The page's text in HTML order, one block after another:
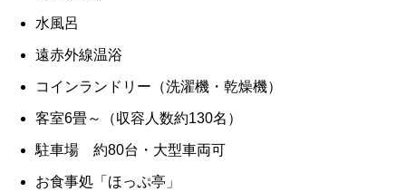
水風呂
遠赤外線温浴
コインランドリー（洗濯機・乾燥機）
客室6畳～（収容人数約130名）
駐車場 約80台・大型車両可
お食事処「ほっぷ亭」